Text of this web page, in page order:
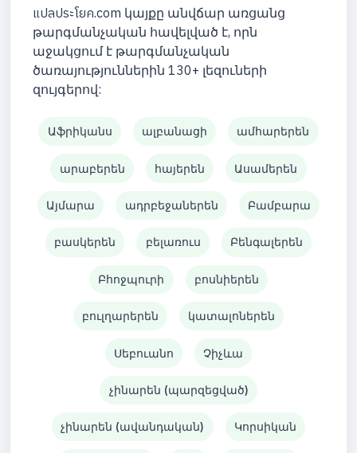
แปลประโยค.com կայքը անվճար առցանց
թարգմանչական հավելված է, որն
աջակցում է թարգմանչական
ծառայություններին 130+ լեզուների
զույգերով:
Աֆրիկանս ալբանացի ամհարերեն
արաբերեն հայերեն Ասամերեն
Այմարա ադրբեջաներեն Բամբարա
բասկերեն բելառուս Բենգալերեն
Բհոջպուրի բոսնիերեն
բուլղարերեն կատալոներեն
Սեբուանո Չիչևա
չինարեն (պարզեցված)
չինարեն (ավանդական) Կորսիկան